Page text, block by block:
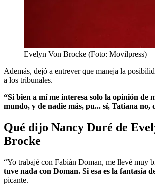
Evelyn Von Brocke (Foto: Movilpress)
Además, dejó a entrever que maneja la
a los tribunales.
“Si bien a mí me interesa solo la opinión de
mundo, y de nadie más, pu... sí, Tatiana no,
Qué dijo Nancy Duré de
Brocke
“Yo trabajé con Fabián Doman, me llevé muy
tuve nada con Doman. Si esa es la fantasía
picante.